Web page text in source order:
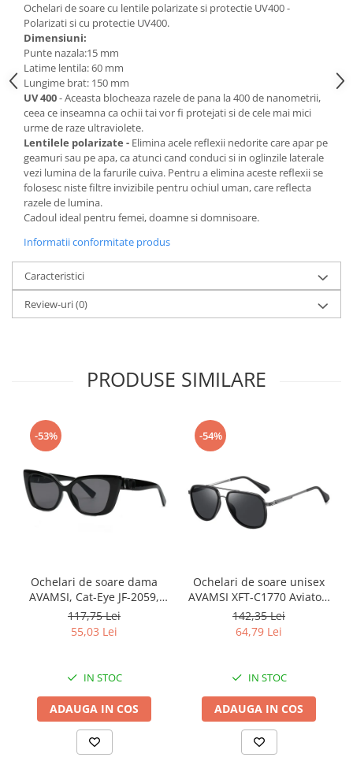
Ochelari de soare cu lentile polarizate si protectie UV400 -
Polarizati si cu protectie UV400.
Dimensiuni:
Punte nazala:15 mm
Latime lentila: 60 mm
Lungime brat: 150 mm
UV 400- Aceasta blocheaza razele de pana la 400 de nanometrii,
ceea ce inseamna ca ochii tai vor fi protejati si de cele mai mici
urme de raze ultraviolete.
Lentilele polarizate - Elimina acele reflexii nedorite care apar pe
geamuri sau pe apa, ca atunci cand conduci si in oglinzile laterale
vezi lumina de la farurile cuiva. Pentru a elimina aceste reflexii se
folosesc niste filtre invizibile pentru ochiul uman, care reflecta
razele de lumina.
Cadoul ideal pentru femei, doamne si domnisoare.
Informatii conformitate produs
Caracteristici
Review-uri(0)
PRODUSE SIMILARE
-53%
Ochelari de soare dama
AVAMSI, Cat-Eye JF-2059,
Negru
117,75 Lei
55,03 Lei
IN STOC
ADAUGA IN COS
-54%
Ochelari de soare unisex
AVAMSI XFT-C1770 Aviator,
Polarizati, Negru
142,35 Lei
64,79 Lei
IN STOC
ADAUGA IN COS